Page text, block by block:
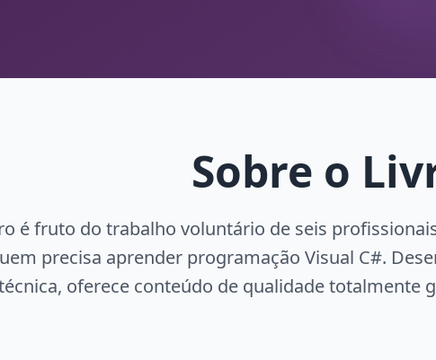
Sobre o
é fruto do trabalho voluntário de seis
precisa aprender programação Visual C#.
oferece conteúdo de qualidade totalmente